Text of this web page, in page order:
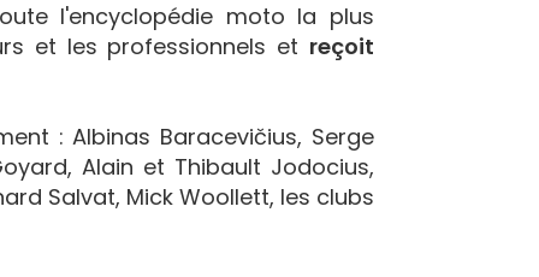
l'encyclopédie moto la plus
et les professionnels et reçoit
: Albinas Baracevičius, Serge
Alain et Thibault Jodocius,
Salvat, Mick Woollett, les clubs